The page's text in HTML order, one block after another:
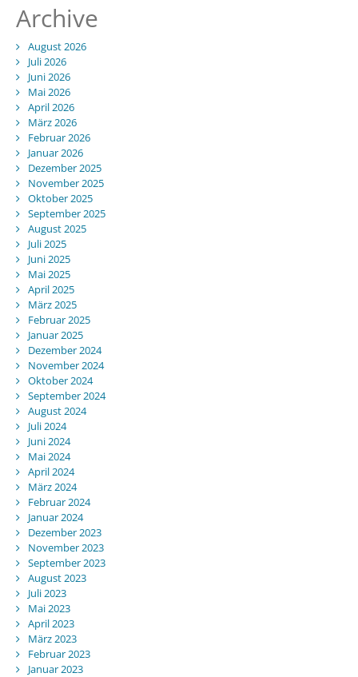
Archive
August 2026
Juli 2026
Juni 2026
Mai 2026
April 2026
März 2026
Februar 2026
Januar 2026
Dezember 2025
November 2025
Oktober 2025
September 2025
August 2025
Juli 2025
Juni 2025
Mai 2025
April 2025
März 2025
Februar 2025
Januar 2025
Dezember 2024
November 2024
Oktober 2024
September 2024
August 2024
Juli 2024
Juni 2024
Mai 2024
April 2024
März 2024
Februar 2024
Januar 2024
Dezember 2023
November 2023
September 2023
August 2023
Juli 2023
Mai 2023
April 2023
März 2023
Februar 2023
Januar 2023